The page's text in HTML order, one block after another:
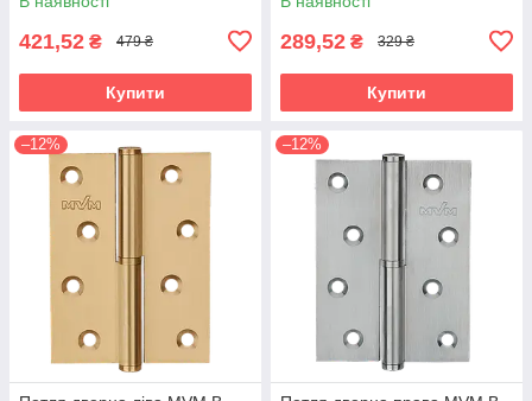
421,52 ₴ 479 ₴
Купити
289,52 ₴ 329 ₴
Купити
–12% –12%